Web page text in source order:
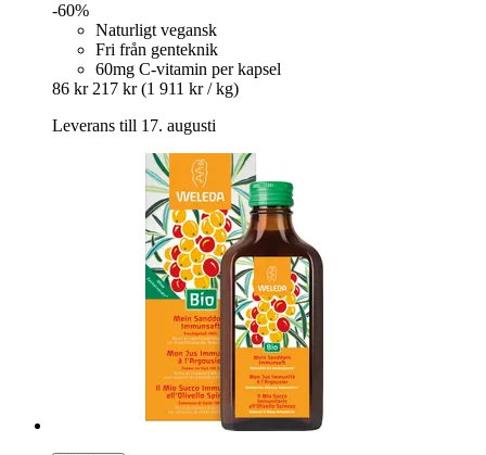
-60%
Naturligt vegansk
Fri från genteknik
60mg C-vitamin per kapsel
86 kr 217 kr (1 911 kr / kg)
Leverans till 17. augusti